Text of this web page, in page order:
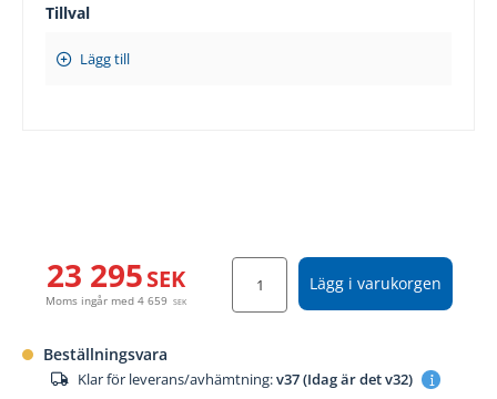
Tillval
Lägg till
Lägg i varukorgen
23 295SEK
Moms ingår med4 659 SEK
Beställningsvara
Klar för leverans/avhämtning:v37 (Idag är det v32)